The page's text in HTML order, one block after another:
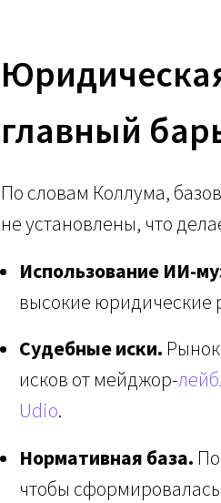
главный
По словам Коллума,
не установлены, что
Использование ИИ-
высокие юридические
Судебные иски.
исков от мейджор-
Udio.
Нормативная база.
чтобы сформировалась